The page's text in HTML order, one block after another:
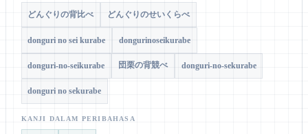
どんぐりの背比べ どんぐりのせいくらべ
donguri no sei kurabe dongurinoseikurabe
donguri-no-seikurabe 団栗の背競べ donguri-no-sekurabe
donguri no sekurabe
KANJI DALAM PERIBAHASA